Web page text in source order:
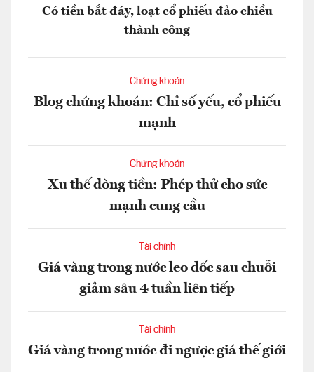
Có tiền bắt đáy, loạt cổ phiếu đảo chiều
thành công
Chứng khoán
Blog chứng khoán: Chỉ số yếu, cổ phiếu
mạnh
Chứng khoán
Xu thế dòng tiền: Phép thử cho sức
mạnh cung cầu
Tài chính
Giá vàng trong nước leo dốc sau chuỗi
giảm sâu 4 tuần liên tiếp
Tài chính
Giá vàng trong nước đi ngược giá thế giới